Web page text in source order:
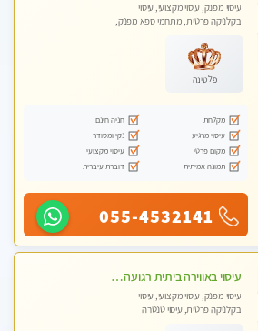
עיסוי מפנק, עיסוי מקצועי, עיסוי
בקלניקה פרטית, מתחמי ספא מפנק,
פלטינה
מקלחת
חניה חינם
עיסוי מרגיע
נקי ומסודר
מקום פרטי
עיסוי מקצועי
תמונה אמיתית
דוברת עיברית
055-4532141
עיסוי באווירה ביתית רגועה בהוד- השרון
עיסוי מפנק, עיסוי מקצועי, עיסוי
בקלניקה פרטית, עיסוי טנטרה